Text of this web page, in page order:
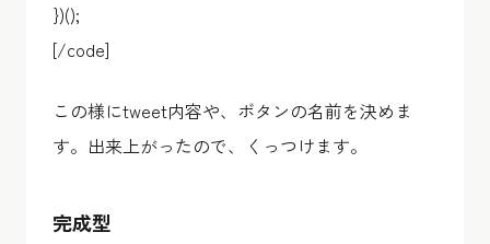
})();
[/code]
この様にtweet内容や、ボタンの名前を決めま
す。出来上がったので、くっつけます。
完成型